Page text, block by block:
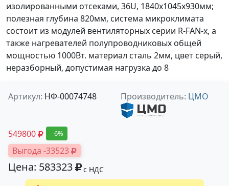
изолированными отсеками, 36U, 1840x1045x930мм;
полезная глубина 820мм, система микроклимата
состоит из модулей вентиляторных серии R-FAN-x, а
также нагревателей полупроводниковых общей
мощностью 1000Вт. материал сталь 2мм, цвет серый,
неразборный, допустимая нагрузка до 8
Артикул: НФ-00074748 Производитель: ЦМО
549800 --6%
Выгода -33523
Цена: 583323 с НДС